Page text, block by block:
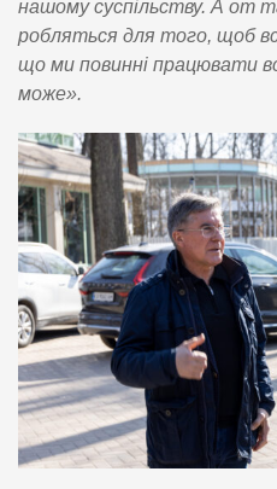
нашому суспільству. А от
робляться для того, щоб
що ми повинні працювати
може».